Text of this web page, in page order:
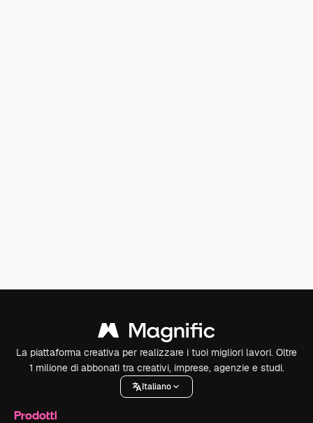
La piattaforma creativa per realizzare i tuoi migliori lavori. Oltre
1 milione di abbonati tra creativi, imprese, agenzie e studi.
Italiano
Prodotti